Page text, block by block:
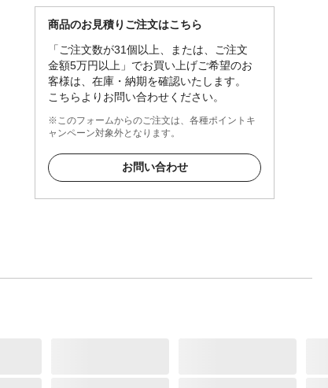
商品のお見積りご注文はこちら
「ご注文数が31個以上、または、ご注文
金額5万円以上」でお買い上げご希望のお
客様は、在庫・納期を確認いたします。
こちらよりお問い合わせください。
※このフォームからのご注文は、各種ポイントキ
ャンペーン対象外となります。
お問い合わせ